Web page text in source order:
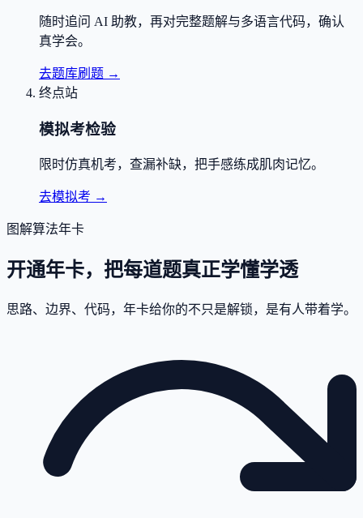
随时追问 AI 助教，再对完整题解与多语言代码，确认
真学会。
去题库刷题 →
终点站
模拟考检验
限时仿真机考，查漏补缺，把手感练成肌肉记忆。
去模拟考 →
图解算法年卡
开通年卡，把每道题真正学懂学透
思路、边界、代码，年卡给你的不只是解锁，是有人带着学。